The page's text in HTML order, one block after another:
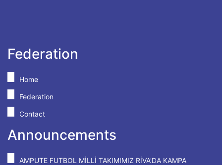
Federation
Home
Federation
Contact
Announcements
AMPUTE FUTBOL MİLLİ TAKIMIMIZ RİVA'DA KAMPA